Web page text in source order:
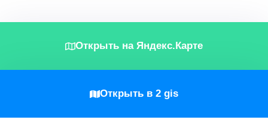
Открыть на Яндекс.Карте
Открыть в 2 gis